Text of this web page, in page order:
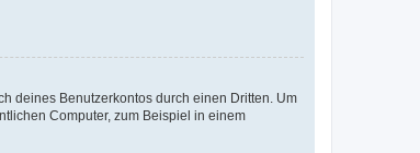
deines Benutzerkontos durch einen Dritten. Um
Computer, zum Beispiel in einem